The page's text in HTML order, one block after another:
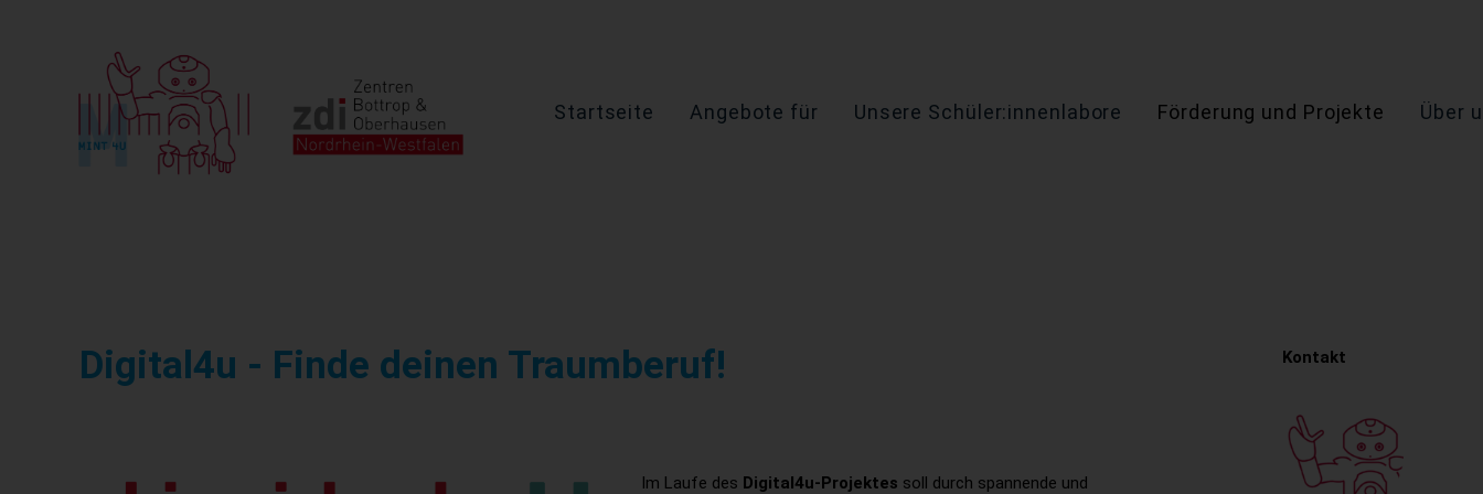
Startseite Angebote für Unsere Schüler:innenlabore Förderung und Projekte Über
Digital4u - Finde deinen Traumberuf!
Im Laufe des Digital4u-Projektes soll durch spannende und
Kontakt